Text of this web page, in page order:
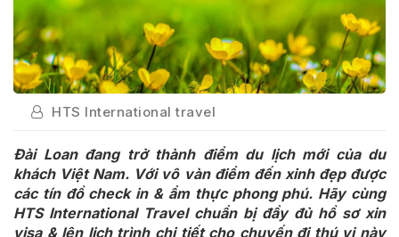
HTS International travel
Đài Loan đang trở thành điểm du lịch mới của du
khách Việt Nam. Với vô vàn điểm đến xinh đẹp được
các tín đồ check in & ẩm thực phong phú. Hãy cùng
HTS International Travel chuẩn bị đầy đủ hồ sơ xin
visa & lên lịch trình chi tiết cho chuyến đi thú vị này